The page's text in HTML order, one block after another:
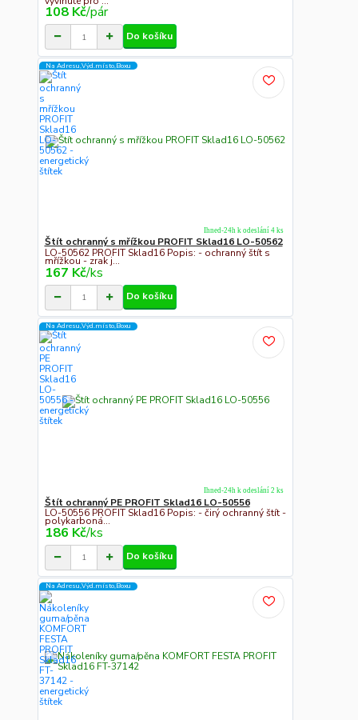
108 Kč/pár
Do košíku
Na Adresu,Výd.místo,Boxu
Štít ochranný s mřížkou PROFIT Sklad16 LO-50562
LO-50562 PROFIT Sklad16 Popis: - ochranný štít s
mřížkou - zrak j...
167 Kč/ks
Ihned-24h k odeslání 4 ks
Do košíku
Na Adresu,Výd.místo,Boxu
Štít ochranný PE PROFIT Sklad16 LO-50556
LO-50556 PROFIT Sklad16 Popis: - čirý ochranný štít -
polykarboná...
186 Kč/ks
Ihned-24h k odeslání 2 ks
Do košíku
Na Adresu,Výd.místo,Boxu